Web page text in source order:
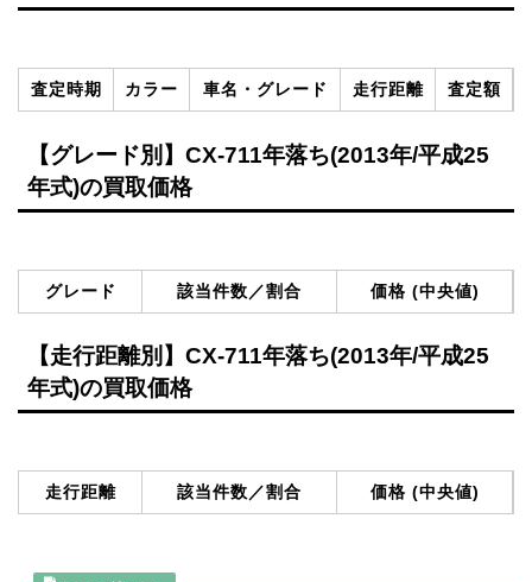
査定時期 カラー 車名・グレード 走行距離 査定額
【グレード別】CX-711年落ち(2013年/平成25
年式)の買取価格
グレード 該当件数／割合 価格 (中央値)
【走行距離別】CX-711年落ち(2013年/平成25
年式)の買取価格
走行距離 該当件数／割合 価格 (中央値)